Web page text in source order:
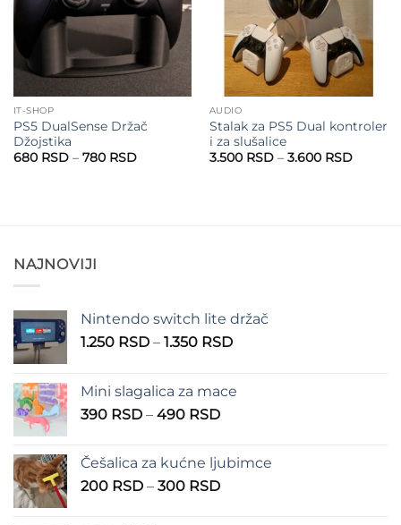
IT-SHOP
PS5 DualSense Držač
Džojstika
680 RSD – 780 RSDRaspon
AUDIO
Stalak za PS5 Dual kontroler
i za slušalice
3.500 RSD – 3.600 RSDRaspon
NAJNOVIJI
Nintendo switch lite držač
1.250 RSD – 1.350 RSDRaspon
1.250 RSD
Mini slagalica za mace
390 RSD – 490 RSDRaspon
390 RSD
do
Češalica za kućne ljubimce
200 RSD – 300 RSDRaspon